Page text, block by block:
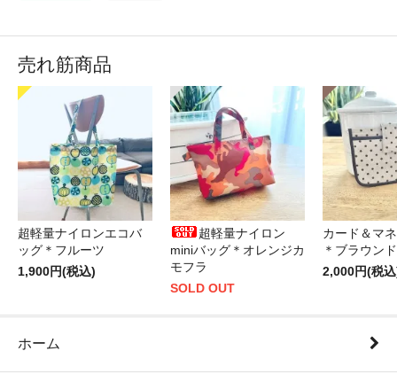
売れ筋商品
超軽量ナイロンエコバ
ッグ＊フルーツ
1,900円(税込)
超軽量ナイロン
miniバッグ＊オレンジカ
モフラ
SOLD OUT
カード＆マ
＊ブラウン
2,000円(税
ホーム